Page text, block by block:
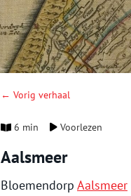
← Vorig verhaal
6 min Voorlezen
Aalsmeer
Bloemendorp Aalsmeer